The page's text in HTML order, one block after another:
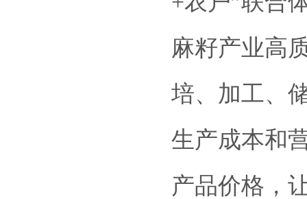
麻籽产业高
培、加工、
生产成本和
产品价格，